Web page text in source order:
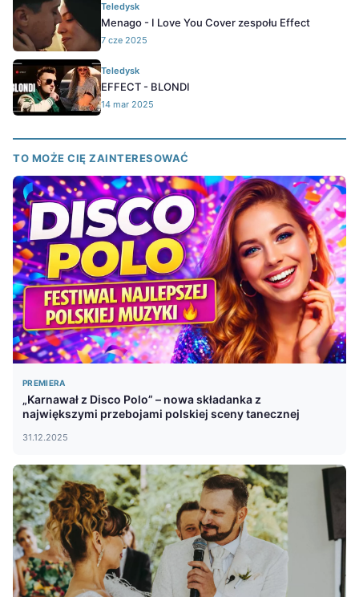
Teledysk
Menago - I Love You Cover zespołu Effect
7 cze 2025
Teledysk
EFFECT - BLONDI
14 mar 2025
TO MOŻE CIĘ ZAINTERESOWAĆ
PREMIERA
„Karnawał z Disco Polo” – nowa składanka z
największymi przebojami polskiej sceny tanecznej
31.12.2025